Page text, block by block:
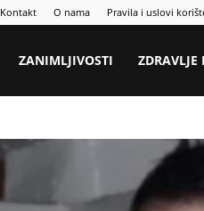
Kontakt O nama Pravila i uslovi
ZANIMLJIVOSTI